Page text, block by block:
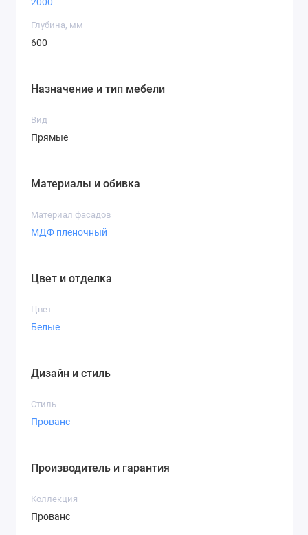
Глубина, мм
600
Назначение и тип мебели
Вид
Прямые
Материалы и обивка
Материал фасадов
МДФ пленочный
Цвет и отделка
Цвет
Белые
Дизайн и стиль
Стиль
Прованс
Производитель и гарантия
Коллекция
Прованс